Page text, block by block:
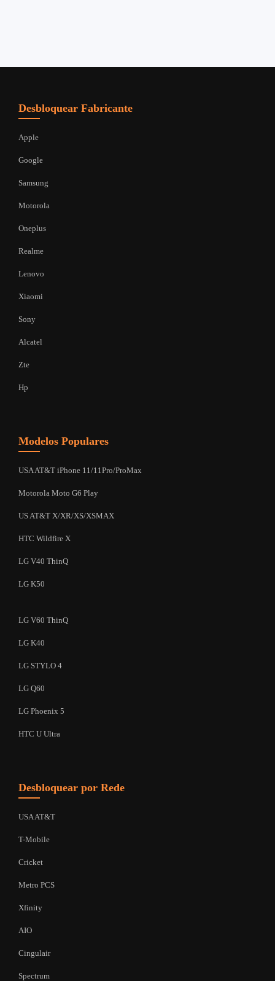
Desbloquear Fabricante
Apple
Google
Samsung
Motorola
Oneplus
Realme
Lenovo
Xiaomi
Sony
Alcatel
Zte
Hp
Modelos Populares
USA AT&T iPhone 11/11Pro/ProMax
Motorola Moto G6 Play
US AT&T X/XR/XS/XSMAX
HTC Wildfire X
LG V40 ThinQ
LG K50
LG V60 ThinQ
LG K40
LG STYLO 4
LG Q60
LG Phoenix 5
HTC U Ultra
Desbloquear por Rede
USA AT&T
T-Mobile
Cricket
Metro PCS
Xfinity
AIO
Cingulair
Spectrum